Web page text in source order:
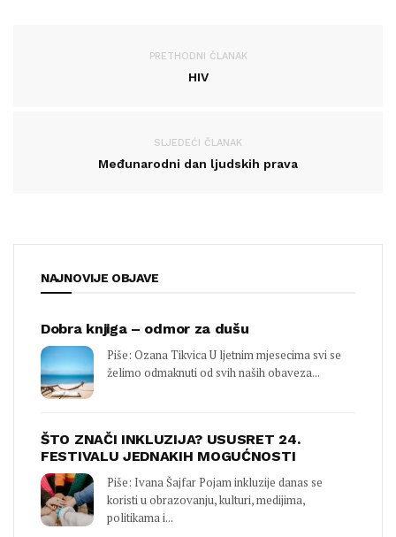
PRETHODNI ČLANAK
HIV
SLJEDEĆI ČLANAK
Međunarodni dan ljudskih prava
NAJNOVIJE OBJAVE
Dobra knjiga – odmor za dušu
Piše: Ozana Tikvica U ljetnim mjesecima svi se
želimo odmaknuti od svih naših obaveza...
ŠTO ZNAČI INKLUZIJA? USUSRET 24.
FESTIVALU JEDNAKIH MOGUĆNOSTI
Piše: Ivana Šajfar Pojam inkluzije danas se
koristi u obrazovanju, kulturi, medijima,
politikama i...